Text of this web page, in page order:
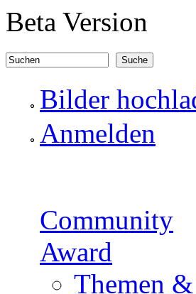
Direkt zum Inhalt
Beta Version
Suchformular
Bilder
Anmelden
Community
Award
Themen